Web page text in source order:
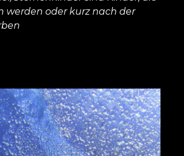
werden oder kurz nach der